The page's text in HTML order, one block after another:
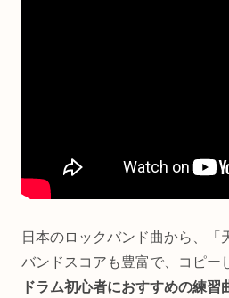
日本のロックバンド曲から、「
バンドスコアも豊富で、コピー
ドラム初心者におすすめの練習